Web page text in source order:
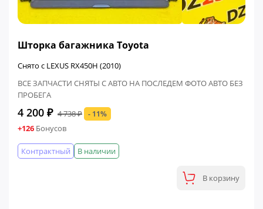
Шторка багажника Toyota
Снято с LEXUS RX450H (2010)
ВСЕ ЗАПЧАСТИ СНЯТЫ С АВТО НА ПОСЛЕДЕМ ФОТО АВТО БЕЗ
ПРОБЕГА
4 200 ₽ 4 738 ₽ - 11%
+126 Бонусов
В наличии
Контрактный
В корзину